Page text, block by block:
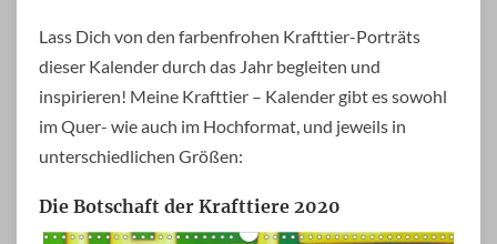
Lass Dich von den farbenfrohen Krafttier-Porträts
dieser Kalender durch das Jahr begleiten und
inspirieren! Meine Krafttier – Kalender gibt es sowohl
im Quer- wie auch im Hochformat, und jeweils in
unterschiedlichen Größen:
Die Botschaft der Krafttiere 2020